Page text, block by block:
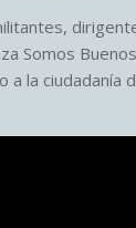
Somos
la ciudadanía